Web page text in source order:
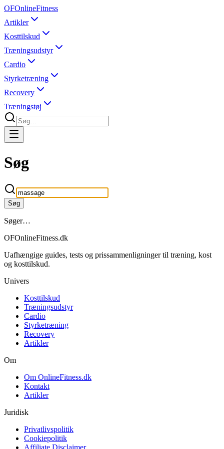
OFOnlineFitness
Artikler
Kosttilskud
Træningsudstyr
Cardio
Styrketræning
Recovery
Træningstøj
Søg
Søg
Søger…
OFOnlineFitness.dk
Uafhængige guides, tests og prissammenligninger til træning, kost
og kosttilskud.
Univers
Kosttilskud
Træningsudstyr
Cardio
Styrketræning
Recovery
Artikler
Om
Om OnlineFitness.dk
Kontakt
Artikler
Juridisk
Privatlivspolitik
Cookiepolitik
Affiliate Disclaimer